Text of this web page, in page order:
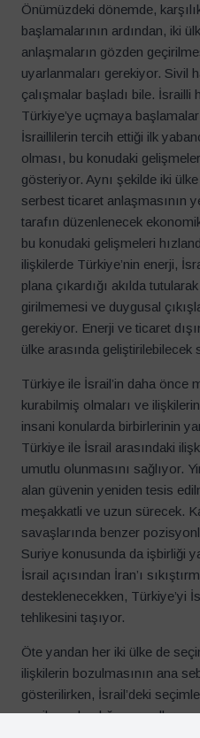
Önümüzdeki dönemde,
başlamalarının ardından, iki
anlaşmaların gözden
uyarlanmaları gerekiyor. Sivil
çalışmalar başladı bile.
Türkiye’ye uçmaya
İsraillilerin tercih ettiği ilk
olması, bu konudaki
gösteriyor. Aynı şekilde iki
serbest ticaret anlaşmasının
tarafın düzenlenecek
bu konudaki gelişmeleri
ilişkilerde Türkiye’nin enerji,
plana çıkardığı akılda
girilmemesi ve duygusal
gerekiyor. Enerji ve ticaret
ülke arasında geliştirilebilecek
Türkiye ile İsrail’in daha önce
kurabilmiş olmaları ve
insani konularda birbirlerinin
Türkiye ile İsrail arasındaki
umutlu olunmasını sağlıyor.
alan güvenin yeniden tesis
meşakkatli ve uzun sürecek.
savaşlarında benzer
Suriye konusunda da işbirliği
İsrail açısından İran’ı
desteklenecekken, Türkiye’yi
tehlikesini taşıyor.
Öte yandan her iki ülke de
ilişkilerin bozulmasının ana
gösterilirken, İsrail’deki
seçilme olasılığı